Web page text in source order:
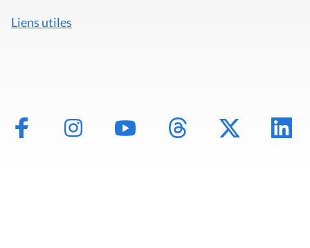
Liens utiles